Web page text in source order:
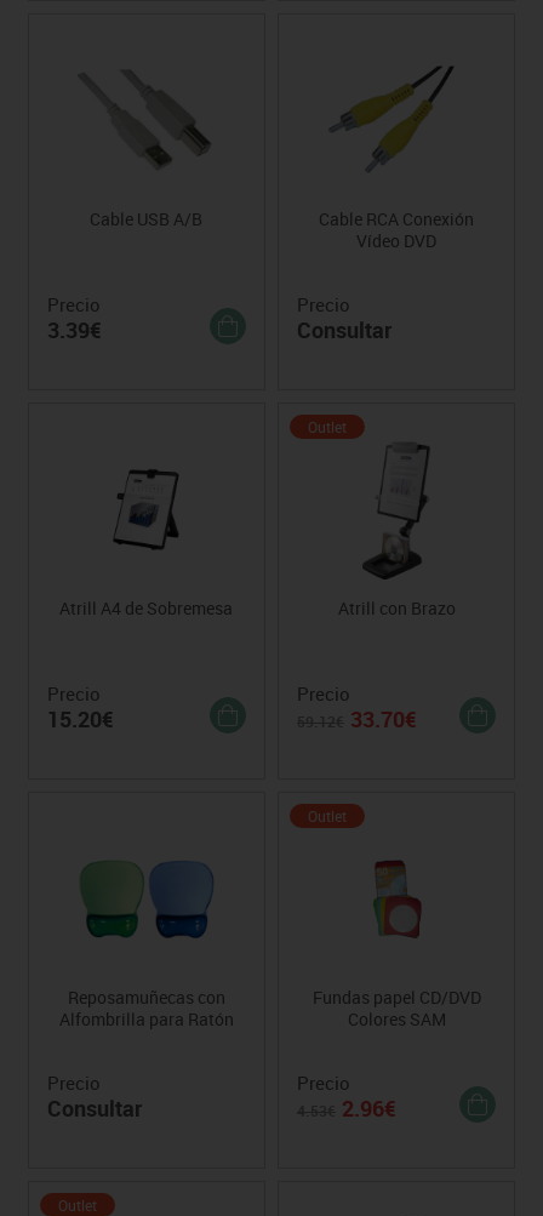
Cable USB A/B
Precio
3.39€
Cable RCA Conexión
Vídeo DVD
Precio
Consultar
Atrill A4 de Sobremesa
Precio
15.20€
Outlet
Atrill con Brazo
Precio
33.70€
Reposamuñecas con
Alfombrilla para Ratón
Precio
Consultar
Outlet
Fundas papel CD/DVD
Colores SAM
Precio
2.96€
Outlet